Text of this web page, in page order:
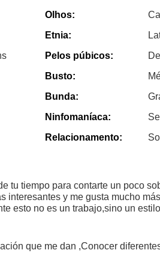
Olhos:
Etnia:
Pelos púbicos:
Busto:
Bunda:
Ninfomaníaca:
Relacionamento:
tu tiempo para contarte un poco
interesantes y me gusta mucho
esto no es un trabajo,sino un
que me dan ,Conocer